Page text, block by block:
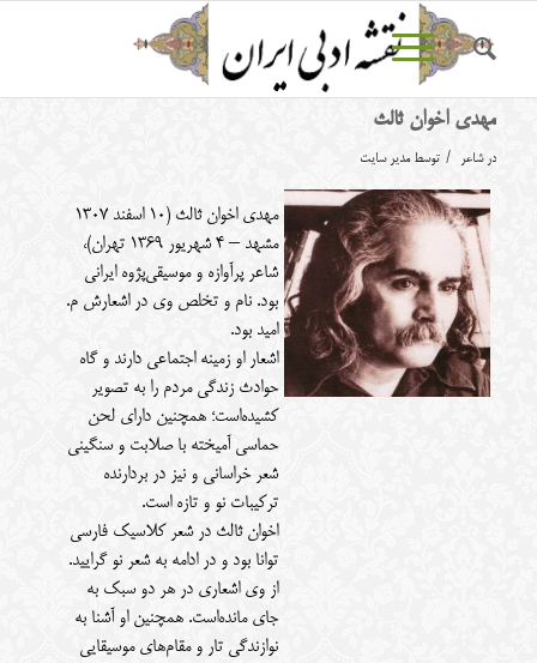
مهدی اخوان ثالث
درشاعر / توسطمدیر سایت
مهدی اخوان ثالث (۱۰ اسفند ۱۳۰۷
مشهد – ۴ شهریور ۱۳۶۹ تهران)،
شاعر پرآوازه و موسیقی‌پژوه ایرانی
بود. نام و تخلص وی در اشعارش م.
امید بود.
اشعار او زمینه اجتماعی دارند و گاه
حوادث زندگی مردم را به تصویر
کشیده‌است؛ همچنین دارای لحن
حماسی آمیخته با صلابت و سنگینی
شعر خراسانی و نیز در بردارنده
ترکیبات نو و تازه است.
اخوان ثالث در شعر کلاسیک فارسی
توانا بود و در ادامه به شعر نو گرایید.
از وی اشعاری در هر دو سبک به
جای مانده‌است. همچنین او آشنا به
نوازندگی تار و مقام‌های موسیقایی